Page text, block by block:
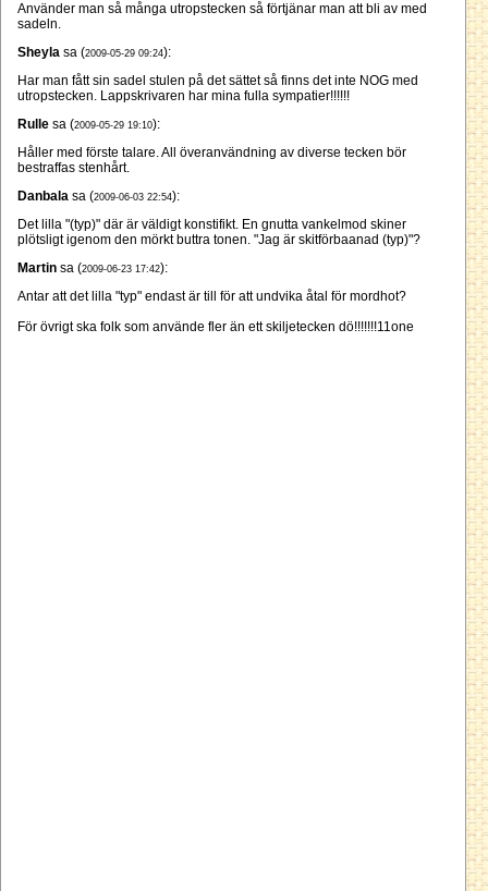
Använder man så många utropstecken så förtjänar man att bli av med
sadeln.
Sheyla sa (2009-05-29 09:24):
Har man fått sin sadel stulen på det sättet så finns det inte NOG med
utropstecken. Lappskrivaren har mina fulla sympatier!!!!!!
Rulle sa (2009-05-29 19:10):
Håller med förste talare. All överanvändning av diverse tecken bör
bestraffas stenhårt.
Danbala sa (2009-06-03 22:54):
Det lilla "(typ)" där är väldigt konstifikt. En gnutta vankelmod skiner
plötsligt igenom den mörkt buttra tonen. "Jag är skitförbaanad (typ)"?
Martin sa (2009-06-23 17:42):
Antar att det lilla "typ" endast är till för att undvika åtal för mordhot?
För övrigt ska folk som använde fler än ett skiljetecken dö!!!!!!!11one